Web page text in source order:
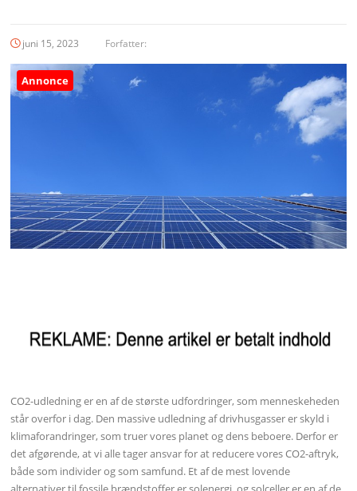
juni 15, 2023 Forfatter:
Annonce
CO2-udledning er en af de største udfordringer, som menneskeheden
står overfor i dag. Den massive udledning af drivhusgasser er skyld i
klimaforandringer, som truer vores planet og dens beboere. Derfor er
det afgørende, at vi alle tager ansvar for at reducere vores CO2-aftryk,
både som individer og som samfund. Et af de mest lovende